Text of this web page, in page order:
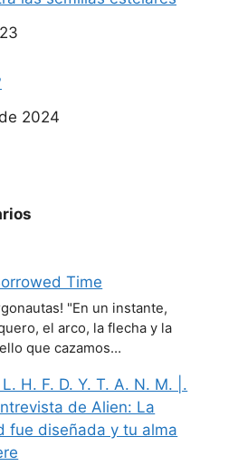
2024
Time
"En un instante,
el arco, la flecha y la
que cazamos…
H. F. D. Y. T. A. N. M. |.
de Alien: La
fue diseñada y tu alma